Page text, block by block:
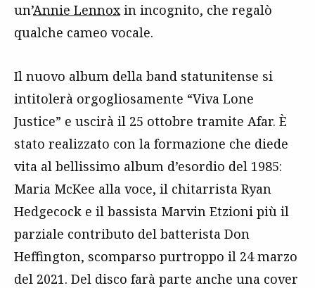
un’Annie Lennox in incognito, che regalò
qualche cameo vocale.
Il nuovo album della band statunitense si
intitolerà orgogliosamente “Viva Lone
Justice” e uscirà il 25 ottobre tramite Afar. È
stato realizzato con la formazione che diede
vita al bellissimo album d’esordio del 1985:
Maria McKee alla voce, il chitarrista Ryan
Hedgecock e il bassista Marvin Etzioni più il
parziale contributo del batterista Don
Heffington, scomparso purtroppo il 24 marzo
del 2021. Del disco farà parte anche una cover